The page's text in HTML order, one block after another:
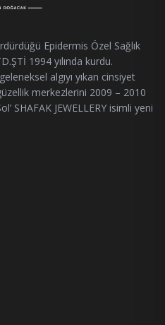
Epidermis Özel Sağlık
1994 yılında kurdu.
algıyı yıkan cinsiyet
merkezlerini 2009 – 2010
SHAFAK JEWELLERY isimli yeni